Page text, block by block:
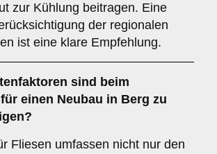
zur Kühlung beitragen. Eine
der regionalen
ist eine klare Empfehlung.
sind beim
einen Neubau in Berg zu
Fliesen umfassen nicht nur den